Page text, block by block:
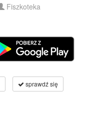
Fiszkoteka
sprawdź się